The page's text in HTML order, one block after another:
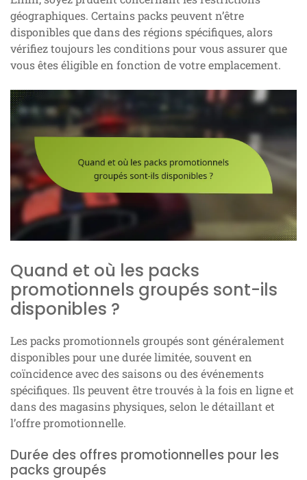
géographiques. Certains packs peuvent n’être
disponibles que dans des régions spécifiques, alors
vérifiez toujours les conditions pour vous assurer que
vous êtes éligible en fonction de votre emplacement.
Quand et où les packs
promotionnels groupés sont-ils
disponibles ?
Les packs promotionnels groupés sont généralement
disponibles pour une durée limitée, souvent en
coïncidence avec des saisons ou des événements
spécifiques. Ils peuvent être trouvés à la fois en ligne et
dans des magasins physiques, selon le détaillant et
l’offre promotionnelle.
Durée des offres promotionnelles pour les
packs groupés